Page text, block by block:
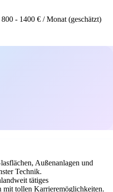
800 - 1400 € / Monat (geschätzt)
Außenanlagen und
Technik.
tätiges
mit tollen Karrieremöglichkeiten.